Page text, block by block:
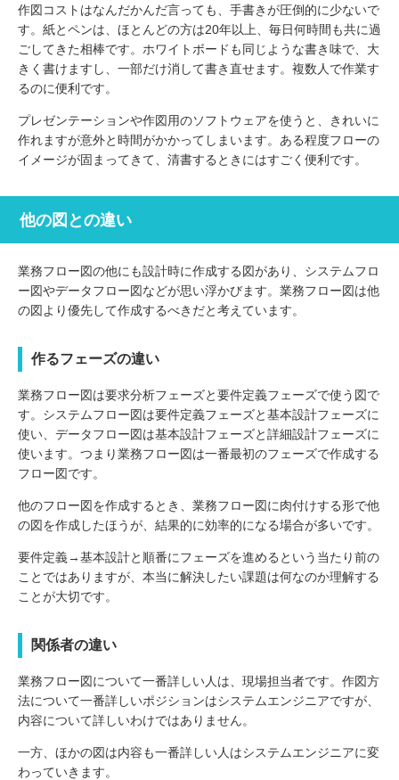
作図コストはなんだかんだ言っても、手書きが圧倒的に少ないで
す。紙とペンは、ほとんどの方は20年以上、毎日何時間も共に過
ごしてきた相棒です。ホワイトボードも同じような書き味で、大
きく書けますし、一部だけ消して書き直せます。複数人で作業す
るのに便利です。
プレゼンテーションや作図用のソフトウェアを使うと、きれいに
作れますが意外と時間がかかってしまいます。ある程度フローの
イメージが固まってきて、清書するときにはすごく便利です。
他の図との違い
業務フロー図の他にも設計時に作成する図があり、システムフロ
ー図やデータフロー図などが思い浮かびます。業務フロー図は他
の図より優先して作成するべきだと考えています。
作るフェーズの違い
業務フロー図は要求分析フェーズと要件定義フェーズで使う図で
す。システムフロー図は要件定義フェーズと基本設計フェーズに
使い、データフロー図は基本設計フェーズと詳細設計フェーズに
使います。つまり業務フロー図は一番最初のフェーズで作成する
フロー図です。
他のフロー図を作成するとき、業務フロー図に肉付けする形で他
の図を作成したほうが、結果的に効率的になる場合が多いです。
要件定義→基本設計と順番にフェーズを進めるという当たり前の
ことではありますが、本当に解決したい課題は何なのか理解する
ことが大切です。
関係者の違い
業務フロー図について一番詳しい人は、現場担当者です。作図方
法について一番詳しいポジションはシステムエンジニアですが、
内容について詳しいわけではありません。
一方、ほかの図は内容も一番詳しい人はシステムエンジニアに変
わっていきます。